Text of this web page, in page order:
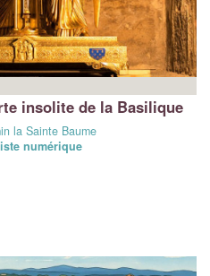
insolite de la Basilique
la Sainte Baume
numérique